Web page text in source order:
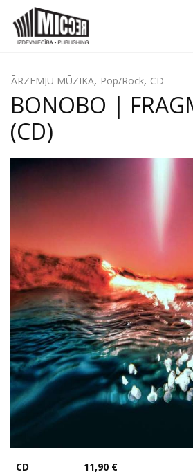
ĀRZEMJU MŪZIKA, Pop/Rock, CD
BONOBO |
(CD)
CD 11,90 €